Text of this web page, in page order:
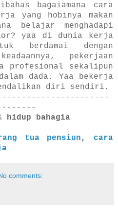
bagaiamana cara
yang hobinya makan
belajar menghadapi
yaa di dunia kerja
berdamai dengan
pekerjaan
profesional sekalipun
dada. Yaa bekerja
diri sendiri.
hidup bahagia
tua pensiun ,cara
comments: